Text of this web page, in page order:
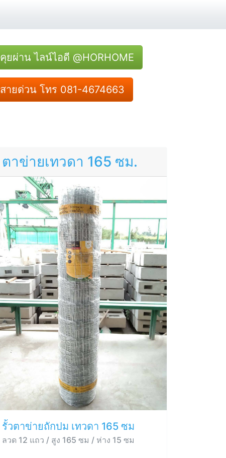
คุยผ่าน ไลน์ไอดี @HORHOME
สายด่วน โทร 081-4674663
ตาข่ายเทวดา 165 ซม.
รั้วตาข่ายถักปม เทวดา 165 ซม
ลวด 12 แถว / สูง 165 ซม / ห่าง 15 ซม